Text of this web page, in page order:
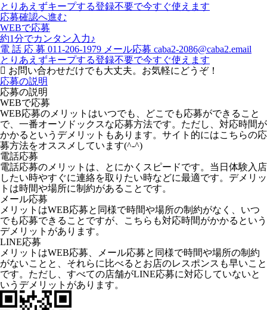
とりあえずキープする登録不要で今すぐ使えます
応募確認へ進む
WEBで応募
約1分でカンタン入力♪
電 話 応 募 011-206-1979 メール応募 caba2-2086@caba2.email
とりあえずキープする登録不要で今すぐ使えます
お問い合わせだけでも大丈夫。お気軽にどうぞ！
応募の説明
応募の説明
WEBで応募
WEB応募のメリットはいつでも、どこでも応募ができること
で、一番オーソドックスな応募方法です。ただし、対応時間が
かかるというデメリットもあります。サイト的にはこちらの応
募方法をオススメしています(^-^)
電話応募
電話応募のメリットは、とにかくスピードです。当日体験入店
したい時やすぐに連絡を取りたい時などに最適です。デメリッ
トは時間や場所に制約があることです。
メール応募
メリットはWEB応募と同様で時間や場所の制約がなく、いつ
でも応募できることですが、こちらも対応時間がかかるという
デメリットがあります。
LINE応募
メリットはWEB応募、メール応募と同様で時間や場所の制約
がないことと、それらに比べるとお店のレスポンスも早いこと
です。ただし、すべての店舗がLINE応募に対応していないと
いうデメリットがあります。